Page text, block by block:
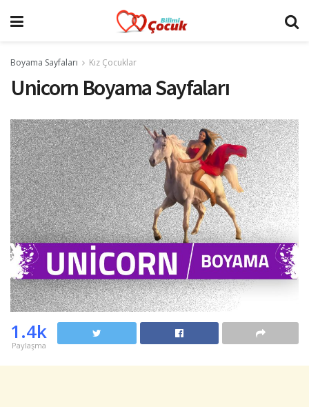
Boyama Sayfaları Kız Çocuklar
Unicorn Boyama Sayfaları
1.4k
Paylaşma